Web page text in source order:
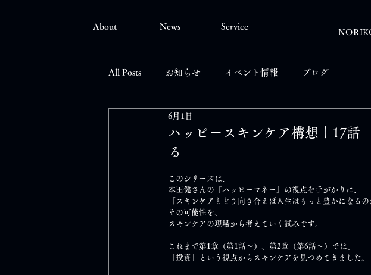
About News Service
All Posts お知らせ イベント情報 ブログ
ハッピースキンケア構想｜17
る
6月1日
このシリーズは、
本田健さんの『ハッピーマネー』の視点を手がかりに、
「スキンケアとどう向き合えば人生はもっと豊かになるの
その可能性を、
スキンケアの現場から考えていく試みです。
これまで第1章（第1話～）、第2章（第6話～）では、
「投資」という視点からスキンケアを見つめてきました。